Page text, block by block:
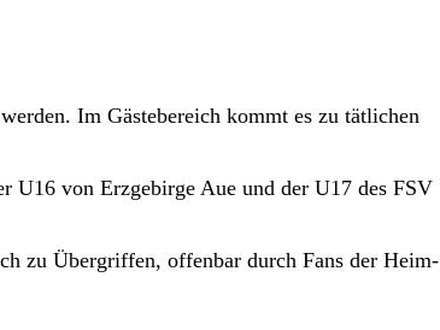
Im Gästebereich kommt es zu tätlichen
U16 von Erzgebirge Aue und der U17 des FSV
zu Übergriffen, offenbar durch Fans der Heim-